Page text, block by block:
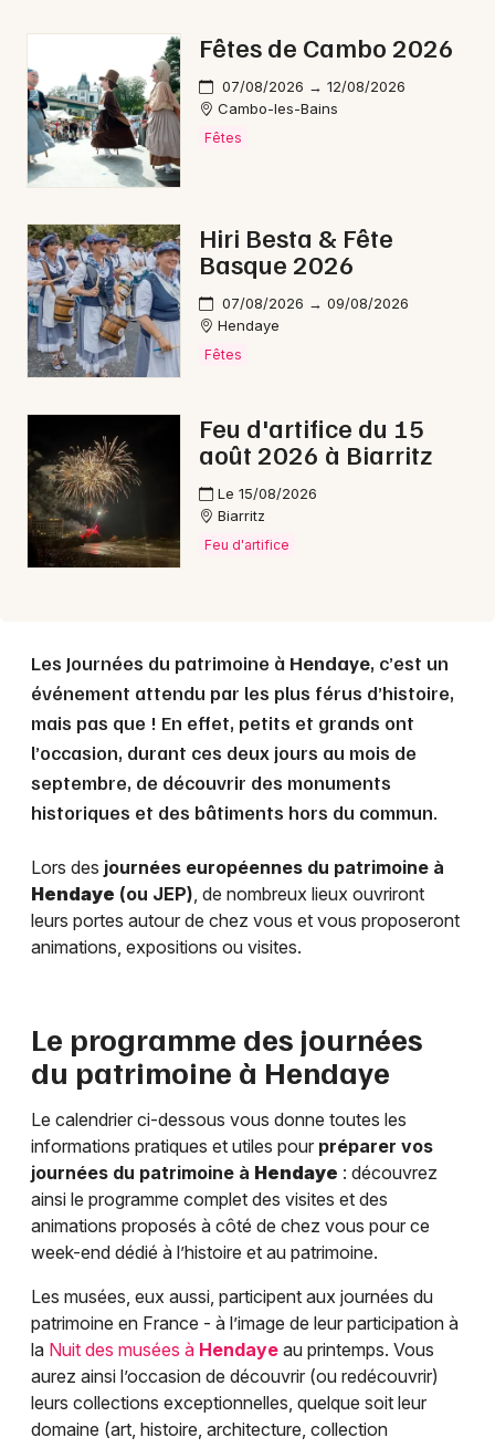
Fêtes de Cambo 2026
07/08/2026 → 12/08/2026
Cambo-les-Bains
Fêtes
Hiri Besta & Fête
Basque 2026
07/08/2026 → 09/08/2026
Hendaye
Fêtes
Feu d'artifice du 15
août 2026 à Biarritz
Le 15/08/2026
Biarritz
Feu d'artifice
Les Journées du patrimoine à Hendaye, c’est un
événement attendu par les plus férus d’histoire,
mais pas que ! En effet, petits et grands ont
l’occasion, durant ces deux jours au mois de
septembre, de découvrir des monuments
historiques et des bâtiments hors du commun.
Lors des journées européennes du patrimoine à
Hendaye (ou JEP), de nombreux lieux ouvriront
leurs portes autour de chez vous et vous proposeront
animations, expositions ou visites.
Le programme des journées
du patrimoine à Hendaye
Le calendrier ci-dessous vous donne toutes les
informations pratiques et utiles pour préparer vos
journées du patrimoine à Hendaye : découvrez
ainsi le programme complet des visites et des
animations proposés à côté de chez vous pour ce
week-end dédié à l’histoire et au patrimoine.
Les musées, eux aussi, participent aux journées du
patrimoine en France - à l’image de leur participation à
la Nuit des musées à Hendaye au printemps. Vous
aurez ainsi l’occasion de découvrir (ou redécouvrir)
leurs collections exceptionnelles, quelque soit leur
domaine (art, histoire, architecture, collection